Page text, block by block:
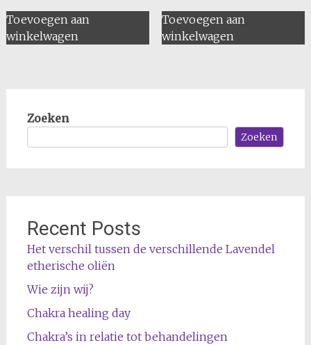
Toevoegen aan
winkelwagen
Toevoegen aan
winkelwagen
Zoeken
Zoeken
Recent Posts
Het verschil tussen de verschillende Lavendel
etherische oliën
Wie zijn wij?
Chakra healing day
Chakra’s in relatie tot behandelingen